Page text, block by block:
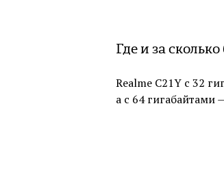
Где и за
Realme C21Y с 32
а с 64 гигабайтами